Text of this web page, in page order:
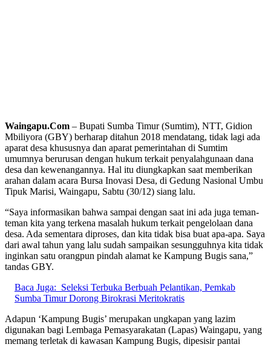
Waingapu.Com – Bupati Sumba Timur (Sumtim), NTT, Gidion
Mbiliyora (GBY) berharap ditahun 2018 mendatang, tidak lagi ada
aparat desa khususnya dan aparat pemerintahan di Sumtim
umumnya berurusan dengan hukum terkait penyalahgunaan dana
desa dan kewenangannya. Hal itu diungkapkan saat memberikan
arahan dalam acara Bursa Inovasi Desa, di Gedung Nasional Umbu
Tipuk Marisi, Waingapu, Sabtu (30/12) siang lalu.
“Saya informasikan bahwa sampai dengan saat ini ada juga teman-
teman kita yang terkena masalah hukum terkait pengelolaan dana
desa. Ada sementara diproses, dan kita tidak bisa buat apa-apa. Saya
dari awal tahun yang lalu sudah sampaikan sesungguhnya kita tidak
inginkan satu orangpun pindah alamat ke Kampung Bugis sana,”
tandas GBY.
Baca Juga: Seleksi Terbuka Berbuah Pelantikan, Pemkab
Sumba Timur Dorong Birokrasi Meritokratis
Adapun ‘Kampung Bugis’ merupakan ungkapan yang lazim
digunakan bagi Lembaga Pemasyarakatan (Lapas) Waingapu, yang
memang terletak di kawasan Kampung Bugis, dipesisir pantai